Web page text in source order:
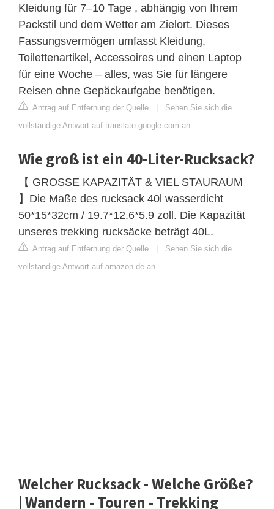
Kleidung für 7–10 Tage , abhängig von Ihrem
Packstil und dem Wetter am Zielort. Dieses
Fassungsvermögen umfasst Kleidung,
Toilettenartikel, Accessoires und einen Laptop
für eine Woche – alles, was Sie für längere
Reisen ohne Gepäckaufgabe benötigen.
Antrag auf Entfernung der Quelle
Sehen Sie sich die
vollständige Antwort auf translate.google.com an
Wie groß ist ein 40-Liter-Rucksack?
【 GROSSE KAPAZITÄT & VIEL STAURAUM
】Die Maße des rucksack 40l wasserdicht
50*15*32cm / 19.7*12.6*5.9 zoll. Die Kapazität
unseres trekking rucksäcke beträgt 40L.
Antrag auf Entfernung der Quelle
Sehen Sie sich die
vollständige Antwort auf amazon.de an
Welcher Rucksack - Welche Größe?
| Wandern - Touren - Trekking